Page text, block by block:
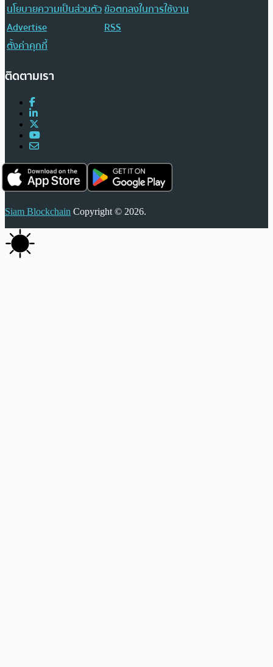
นโยบายความเป็นส่วนตัวข้อตกลงในการใช้งาน
Advertise
RSS
ตั้งค่าคุกกี้
ติดตามเรา
Siam Blockchain Copyright © 2026.